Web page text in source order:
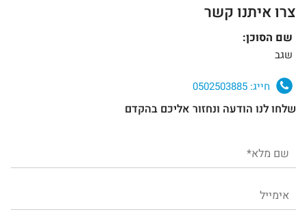
צרו איתנו קשר
שם הסוכן:
שגב
חייג:
שלחו לנו הודעה ונחזור אליכם בהקדם